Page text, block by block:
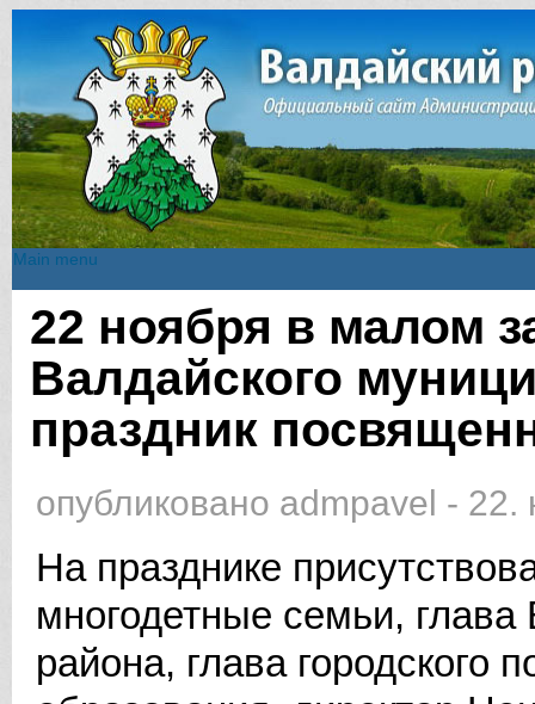
Main menu
Вы здесь
22 ноября в малом
Валдайского
праздник
опубликовано admpavel - 22.
На празднике
многодетные семьи, глава
района, глава городского